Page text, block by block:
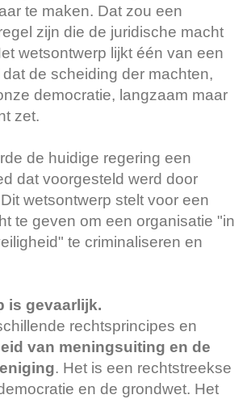
te maken. Dat zou een
zijn die de juridische macht
wetsontwerp lijkt één van een
de scheiding der machten,
democratie, langzaam maar
zet.
de huidige regering een
dat voorgesteld werd door
wetsontwerp stelt voor een
te geven om een organisatie "in
te criminaliseren en
is gevaarlijk.
rechtsprincipes en
van meningsuiting en de
. Het is een rechtstreekse
en de grondwet. Het